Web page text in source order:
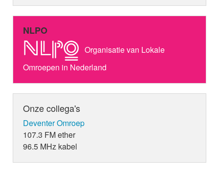
NLPO
Organisatie van Lokale
Omroepen in Nederland
Onze collega's
Deventer Omroep
107.3 FM ether
96.5 MHz kabel